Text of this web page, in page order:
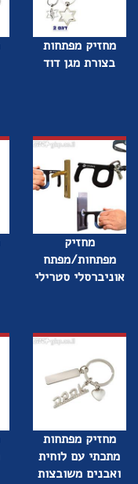
מחזיק מפתחות
בצורת מגן דוד
מחזיק
מפתחות/מפתח
אוניברסלי סטרילי
מחזיק מפתחות
מתכתי עם לוחית
ואבנים משובצות